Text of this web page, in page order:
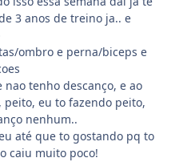
3 anos de treino ja.. e
ombro e perna/biceps e
tenho descanço, e ao
peito, eu to fazendo peito,
nenhum..
até que to gostando pq to
caiu muito poco!